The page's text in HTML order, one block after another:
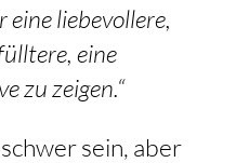
liebevollere,
eine
zu zeigen.“
sein, aber